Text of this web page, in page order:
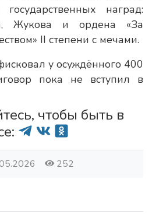
наград:
Жукова и ордена «За
II степени с мечами.
у осуждённого 400
пока не вступил в
чтобы быть в
252